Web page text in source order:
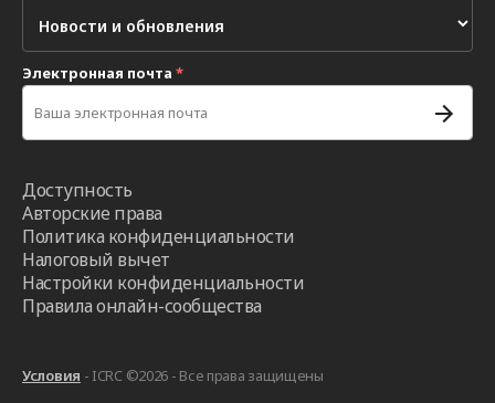
Электронная почта *
Доступность
Авторские права
Политика конфиденциальности
Налоговый вычет
Настройки конфиденциальности
Правила онлайн-сообщества
Условия - ICRC ©2026 - Все права защищены